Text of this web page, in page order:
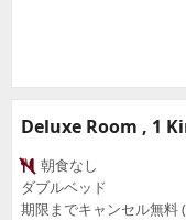
Deluxe Room , 1
朝食なし
ダブルベッド
期限までキャンセル無料